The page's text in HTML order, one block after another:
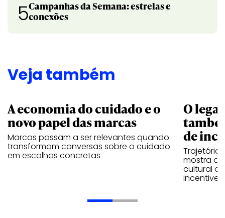
5Campanhas da Semana: estrelas e
conexões
Veja também
A economia do cuidado e o
novo papel das marcas
Marcas passam a ser relevantes quando
transformam conversas sobre o cuidado
em escolhas concretas
O
de
Trajetória
mostra
cultural
incentive